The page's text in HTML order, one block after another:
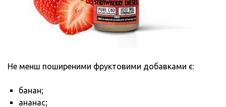
Не менш поширеними фруктовими добавками є:
банан;
ананас;